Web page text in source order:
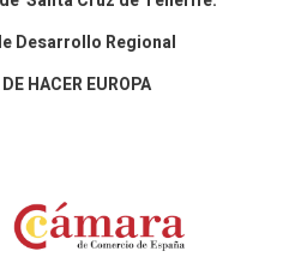
Desarrollo Regional
HACER EUROPA